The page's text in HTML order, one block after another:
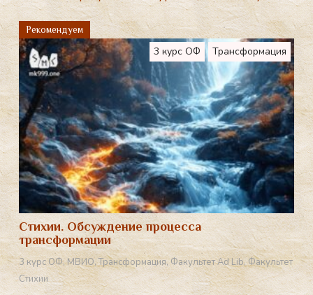
gr
a
m
Рекомендуем
3 курс ОФ Трансформация
Стихии. Обсуждение процесса
трансформации
3 курс ОФ,МВИО,Трансформация,Факультет Ad Lib,Факультет
Стихии